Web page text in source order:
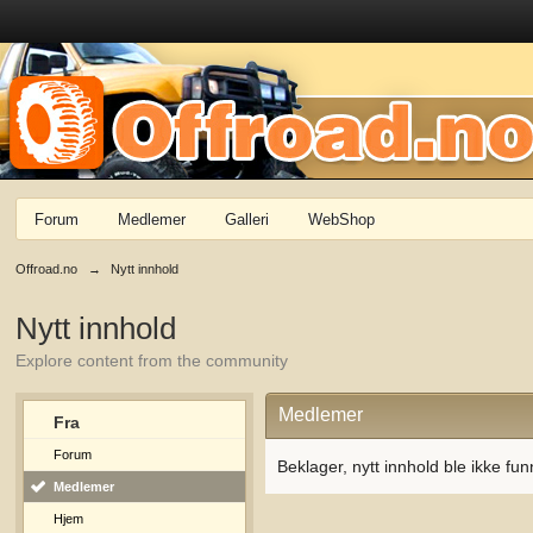
Forum Medlemer Galleri WebShop
Offroad.no → Nytt innhold
Nytt innhold
Explore content from the community
Fra
Forum
Medlemer
Hjem
Medlemer
Beklager, nytt innhold ble ikke